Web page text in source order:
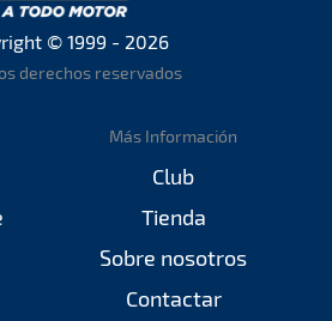
© 1999 - 2026
derechos reservados
Más Información
Club
Tienda
Sobre nosotros
Contactar